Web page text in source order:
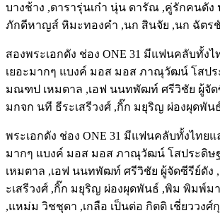
บางช้าง ,ดารารุ่นเก๋า นุ่น ดารัณ ,คู่รักคนดั
ภักดีหาญส์ หิมะทองคำ ,นก สินจัย ,นก ฉัตร
สองพระเอกดัง ช่อง ONE 31 มีแฟนคลับทั้ง
เยอะมากๆ แบงค์ มอส มอส ภาณุวัฒน์ โสปร
มณฑป เหมตาล ,เอฟ นนทพัฒท์ ศรีวิชัย ผู้จัด
มกจก นที ธีระเสรีวงศ์ ,กิ๊ก มยุริญ ผ่องผุดพัน
พระเอกดัง ช่อง ONE 31 มีแฟนคลับทั้งไทยแ
มากๆ แบงค์ มอส มอส ภาณุวัฒน์ โสประดิ
เหมตาล ,เอฟ นนทพัฒท์ ศรีวิชัย ผู้จัดซีรีย์ดัง
ะเสรีวงศ์ ,กิ๊ก มยุริญ ผ่องผุดพันธ์ ,พิม พิมพ์ม
,แหม่ม วิชชุดา ,เกลือ เป็นต่อ กิตติ เชี่ยววง